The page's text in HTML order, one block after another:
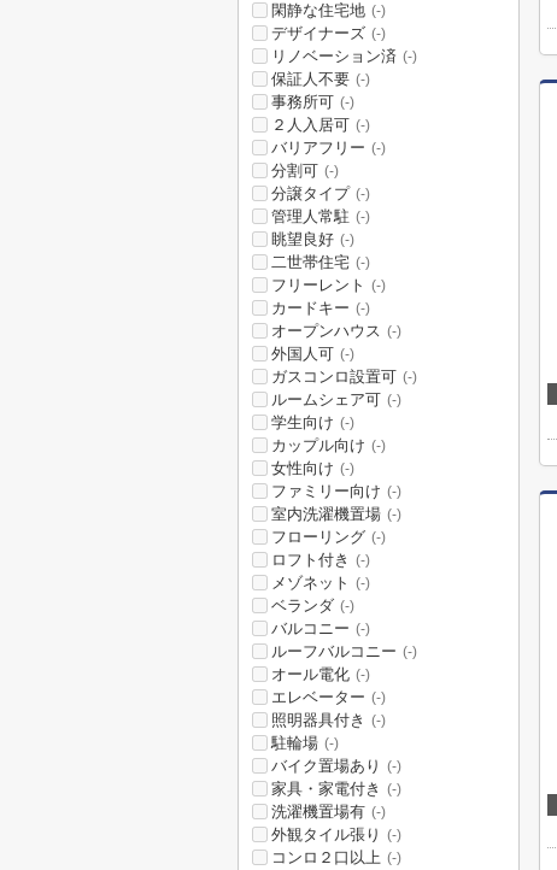
閑静な住宅地 (-)
デザイナーズ (-)
リノベーション済 (-)
保証人不要 (-)
事務所可 (-)
２人入居可 (-)
バリアフリー (-)
分割可 (-)
分譲タイプ (-)
管理人常駐 (-)
眺望良好 (-)
二世帯住宅 (-)
フリーレント (-)
カードキー (-)
オープンハウス (-)
外国人可 (-)
ガスコンロ設置可 (-)
ルームシェア可 (-)
学生向け (-)
カップル向け (-)
女性向け (-)
ファミリー向け (-)
室内洗濯機置場 (-)
フローリング (-)
ロフト付き (-)
メゾネット (-)
ベランダ (-)
バルコニー (-)
ルーフバルコニー (-)
オール電化 (-)
エレベーター (-)
照明器具付き (-)
駐輪場 (-)
バイク置場あり (-)
家具・家電付き (-)
洗濯機置場有 (-)
外観タイル張り (-)
コンロ２口以上 (-)